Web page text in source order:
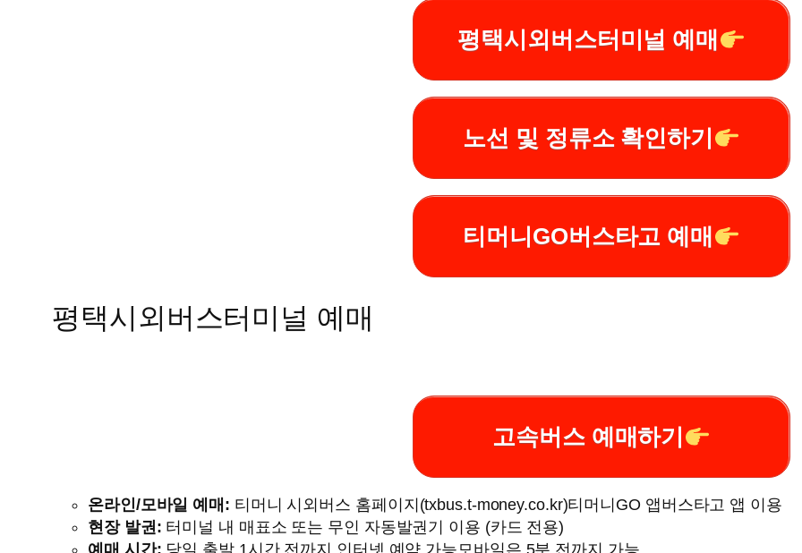
평택시외버스터미널 예매
노선 및 정류소 확인하기
티머니GO버스타고 예매
평택시외버스터미널 예매
고속버스 예매하기
온라인/모바일 예매: 티머니 시외버스 홈페이지(txbus.t-money.co.kr)티머니GO 앱버스타고 앱 이용
현장 발권: 터미널 내 매표소 또는 무인 자동발권기 이용 (카드 전용)